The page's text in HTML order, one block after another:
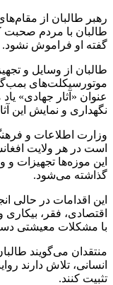
رهبر طالبان از
طالبان با مردم صحبت
گفته او فراموش نشود.
طالبان از وسایل و
موتورسیکلت‌های
عنوان «آثار جهادی»
نگهداری و نمایش این
وزارت اطلاعات و
است در هر ولایت
این موزه‌ها تجهیزات
گذاشته می‌شود.
این اقدامات در حالی
اقتصادی، فقر،
با مشکلات معیشتی
منتقدان می‌گویند
انسانی، تلاش دارند
تثبیت کنند.